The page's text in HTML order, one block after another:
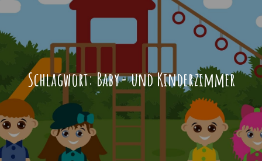
Schlagwort:Baby- und Kinderzimmer